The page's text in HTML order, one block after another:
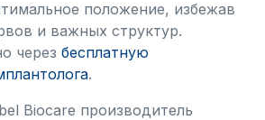
положение, избежав
и важных структур.
через бесплатную
.
Biocare производитель